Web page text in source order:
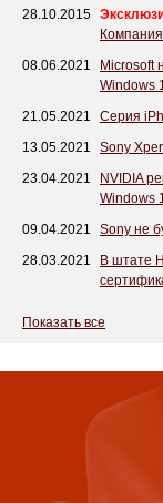
28.10.2015
08.06.2021
Microsoft
Windows
21.05.2021
Серия
13.05.2021
Sony
23.04.2021
NVIDIA
Windows
09.04.2021
Sony не
28.03.2021
В штате
Показать все